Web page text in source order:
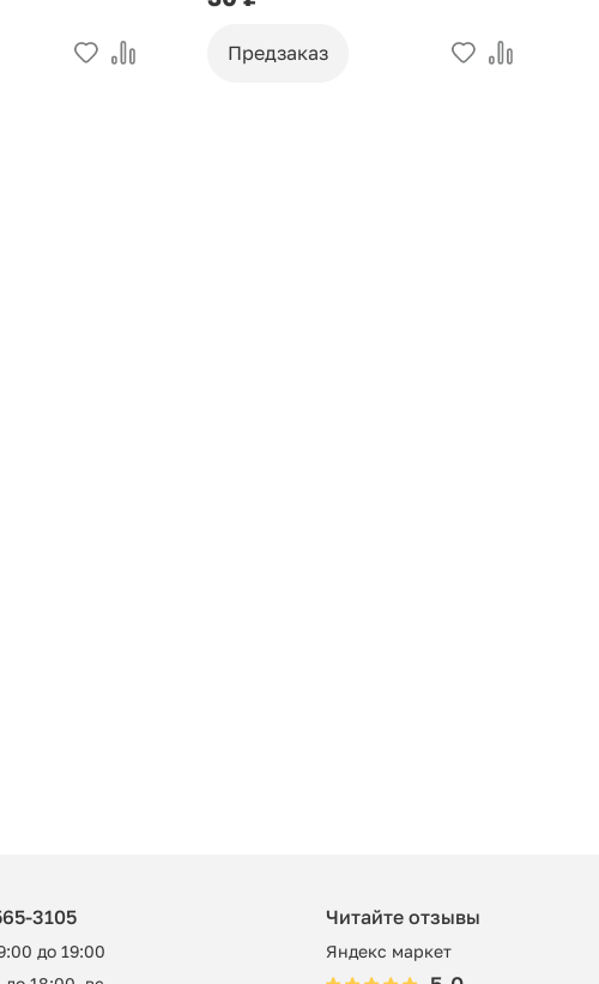
Предзаказ
3105
до 19:00
Читайте отзывы
Яндекс маркет